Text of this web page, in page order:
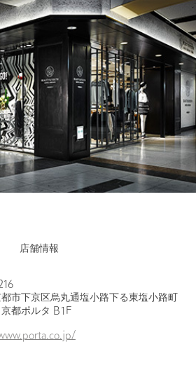
店舗情報
市下京区烏丸通塩小路下る東塩小路町
都ポルタ B1F